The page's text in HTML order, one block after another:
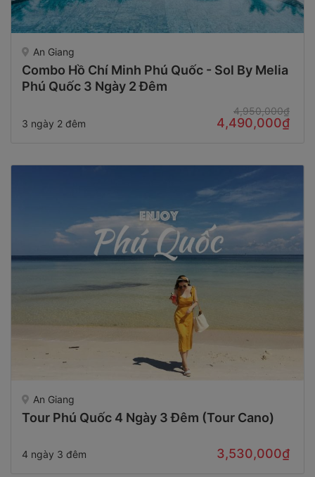
An Giang
Combo Hồ Chí Minh Phú Quốc - Sol By Melia
Phú Quốc 3 Ngày 2 Đêm
3 ngày 2 đêm
4,950,000₫
4,490,000₫
An Giang
Tour Phú Quốc 4 Ngày 3 Đêm (Tour Cano)
4 ngày 3 đêm 3,530,000₫